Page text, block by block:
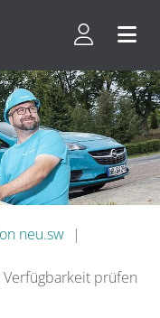
neu.sw
Verfügbarkeit prüfen